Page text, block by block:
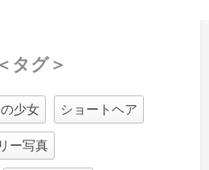
タグ＞
少女 ショートヘア
ー写真